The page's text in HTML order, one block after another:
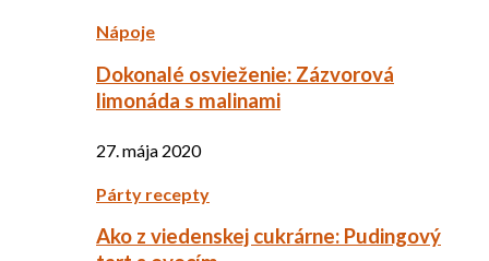
Nápoje
Dokonalé osvieženie: Zázvorová
limonáda s malinami
27. mája 2020
Párty recepty
Ako z viedenskej cukrárne: Pudingový